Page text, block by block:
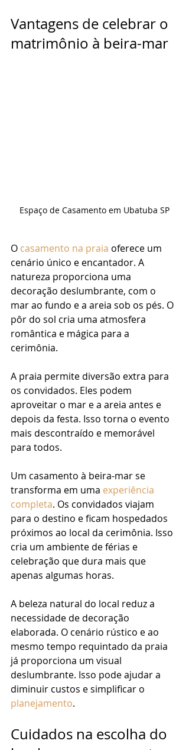
Vantagens de celebrar o
matrimônio à beira-mar
Espaço de Casamento em Ubatuba SP
O casamento na praia oferece um
cenário único e encantador. A
natureza proporciona uma
decoração deslumbrante, com o
mar ao fundo e a areia sob os pés. O
pôr do sol cria uma atmosfera
romântica e mágica para a
cerimônia.
A praia permite diversão extra para
os convidados. Eles podem
aproveitar o mar e a areia antes e
depois da festa. Isso torna o evento
mais descontraído e memorável
para todos.
Um casamento à beira-mar se
transforma em uma experiência
completa. Os convidados viajam
para o destino e ficam hospedados
próximos ao local da cerimônia. Isso
cria um ambiente de férias e
celebração que dura mais que
apenas algumas horas.
A beleza natural do local reduz a
necessidade de decoração
elaborada. O cenário rústico e ao
mesmo tempo requintado da praia
já proporciona um visual
deslumbrante. Isso pode ajudar a
diminuir custos e simplificar o
planejamento.
Cuidados na escolha do